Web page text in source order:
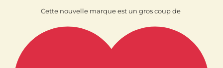
Cette nouvelle marque est un gros coup de